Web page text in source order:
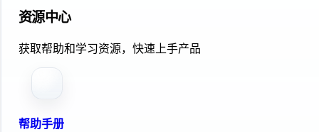
资源中心
获取帮助和学习资源，快速上手产品
帮助手册